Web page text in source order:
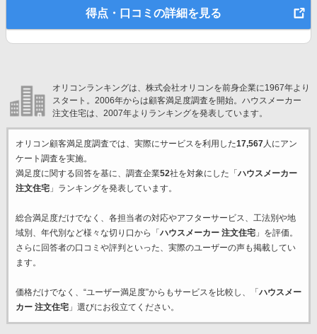
得点・口コミの詳細を見る
オリコンランキングは、株式会社オリコンを前身企業に1967年より
スタート。2006年からは顧客満足度調査を開始。ハウスメーカー
注文住宅は、2007年よりランキングを発表しています。
オリコン顧客満足度調査では、実際にサービスを利用した17,567人にアン
ケート調査を実施。
満足度に関する回答を基に、調査企業52社を対象にした「 ハウスメーカー
注文住宅」ランキングを発表しています。
総合満足度だけでなく、各担当者の対応やアフターサービス、工法別や地
域別、年代別など様々な切り口から「 ハウスメーカー 注文住宅」を評価。
さらに回答者の口コミや評判といった、実際のユーザーの声も掲載してい
ます。
価格だけでなく、“ユーザー満足度”からもサービスを比較し、「 ハウスメー
カー 注文住宅」選びにお役立てください。